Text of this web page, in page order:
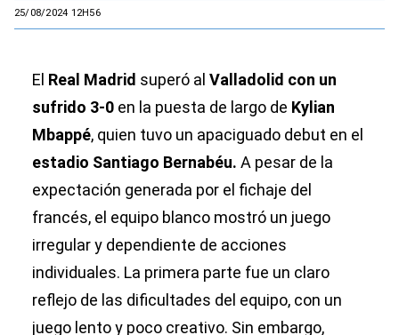
25/08/2024 12H56
El Real Madrid superó al Valladolid con un
sufrido 3-0 en la puesta de largo de Kylian
Mbappé, quien tuvo un apaciguado debut en el
estadio Santiago Bernabéu. A pesar de la
expectación generada por el fichaje del
francés, el equipo blanco mostró un juego
irregular y dependiente de acciones
individuales. La primera parte fue un claro
reflejo de las dificultades del equipo, con un
juego lento y poco creativo. Sin embargo,